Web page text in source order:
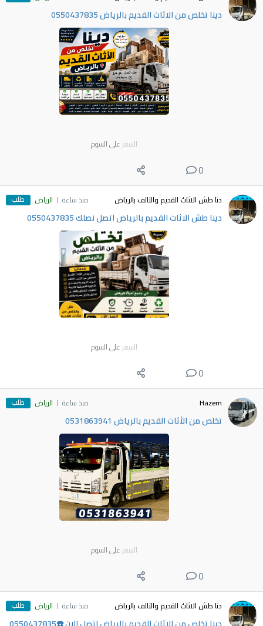
دينا تخلص من الاثاث القديم بالرياض 0550437835
السعر على السوم
0
دنا طش الاثاث القديم والتالف بالرياض منذ ساعة الرياض طلب
دينا طش الاثاث القديم بالرياض اتصل نصلك 0550437835
السعر على السوم
0
Hazem منذ ساعة الرياض طلب
تخلص من الأثاث القديم بالرياض 0531863941
السعر على السوم
0
دنا طش الاثاث القديم والتالف بالرياض منذ ساعة الرياض طلب